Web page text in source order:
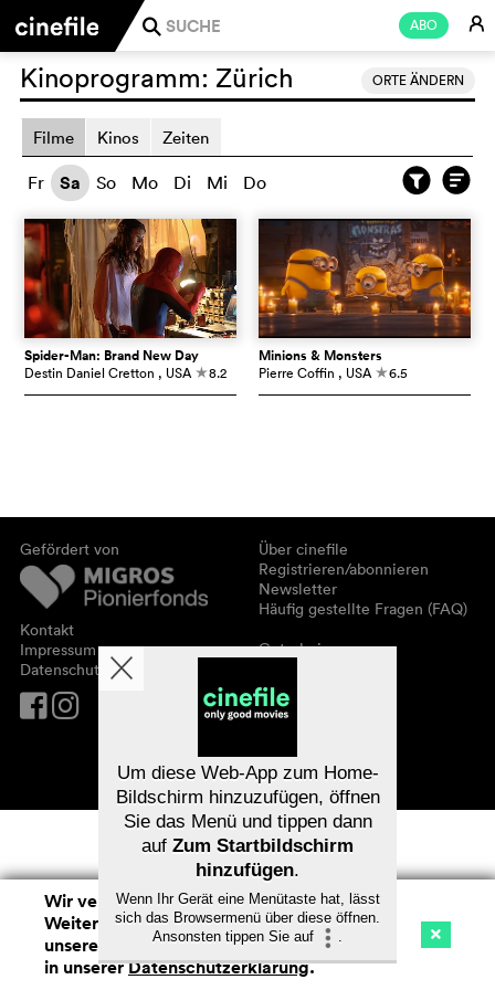
ABO E
j
Kino Streaming Watchlist (
ORTE ÄNDERN
Kinoprogramm: Zürich
Filme Kinos Zeiten
Fr Sa So Mo Di Mi Do
Spider-Man: Brand New Day
Destin Daniel Cretton , USA c8.2
Minions & Monsters
Pierre Coffin , USA c6.5
Gefördert von
Kontakt
Impressum
Datenschutz
Über cinefile
Registrieren/abonnieren
Newsletter
Häufig gestellte Fragen (FAQ)
Gutscheine
Wir verwenden Cookies. Mit dem
Weitersurfen auf cinefile.ch stimmen Sie
unserer Cookie-Nutzung zu. Mehr Infos
in unsererDatenschutzerklärung.
Um diese Web-App zum Home-
Bildschirm hinzuzufügen, öffnen
Sie das Menü und tippen dann
auf Zum Startbildschirm
hinzufügen.
Wenn Ihr Gerät eine Menütaste hat, lässt
sich das Browsermenü über diese öffnen.
Ansonsten tippen Sie auf
.